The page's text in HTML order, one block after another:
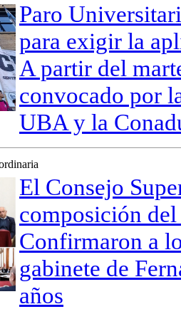
Paro
para exigir la
A partir del
convocado por
UBA y la
El Consejo
composición
Confirmaron a
gabinete de
años